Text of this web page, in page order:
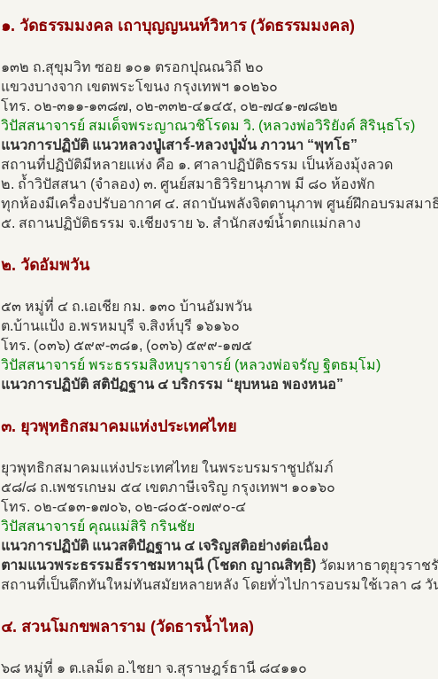
๑. วัดธรรมมงคล เถาบุญญนนท์วิหาร (วัดธรรมมงคล)
๑๓๒ ถ.สุขุมวิท ซอย ๑๐๑ ตรอกปุณณวิถี ๒๐
แขวงบางจาก เขตพระโขนง กรุงเทพฯ ๑๐๒๖๐
โทร. ๐๒-๓๑๑-๑๓๘๗, ๐๒-๓๓๒-๔๑๔๕, ๐๒-๗๔๑-๗๘๒๒
วิปัสสนาจารย์ สมเด็จพระญาณวชิโรดม วิ. (หลวงพ่อวิริยังค์ สิรินฺธโร)
แนวการปฏิบัติ แนวหลวงปู่เสาร์-หลวงปู่มั่น ภาวนา “พุทโธ”
สถานที่ปฏิบัติมีหลายแห่ง คือ ๑. ศาลาปฏิบัติธรรม เป็นห้องมุ้งลวด
๒. ถ้ำวิปัสสนา (จำลอง) ๓. ศูนย์สมาธิวิริยานุภาพ มี ๘๐ ห้องพัก
ทุกห้องมีเครื่องปรับอากาศ ๔. สถาบันพลังจิตตานุภาพ ศูนย์ฝึกอบรมสมา
๕. สถานปฏิบัติธรรม จ.เชียงราย ๖. สำนักสงฆ์น้ำตกแม่กลาง
๒. วัดอัมพวัน
๕๓ หมู่ที่ ๔ ถ.เอเชีย กม. ๑๓๐ บ้านอัมพวัน
ต.บ้านแป้ง อ.พรหมบุรี จ.สิงห์บุรี ๑๖๑๖๐
โทร. (๐๓๖) ๕๙๙-๓๘๑, (๐๓๖) ๕๙๙-๑๗๕
วิปัสสนาจารย์ พระธรรมสิงหบุราจารย์ (หลวงพ่อจรัญ ฐิตธมฺโม)
แนวการปฏิบัติ สติปัฏฐาน ๔ บริกรรม “ยุบหนอ พองหนอ”
๓. ยุวพุทธิกสมาคมแห่งประเทศไทย
ยุวพุทธิกสมาคมแห่งประเทศไทย ในพระบรมราชูปถัมภ์
๕๘/๘ ถ.เพชรเกษม ๕๔ เขตภาษีเจริญ กรุงเทพฯ ๑๐๑๖๐
โทร. ๐๒-๔๑๓-๑๗๐๖, ๐๒-๘๐๕-๐๗๙๐-๔
วิปัสสนาจารย์ คุณแม่สิริ กรินชัย
แนวการปฏิบัติ แนวสติปัฏฐาน ๔ เจริญสติอย่างต่อเนื่อง
ตามแนวพระธรรมธีรราชมหามุนี (โชดก ญาณสิทฺธิ) วัดมหาธาตุยุวราช
สถานที่เป็นตึกทันใหม่ทันสมัยหลายหลัง โดยทั่วไปการอบรมใช้เวลา ๘
๔. สวนโมกขพลาราม (วัดธารน้ำไหล)
๖๘ หมู่ที่ ๑ ต.เลม็ด อ.ไชยา จ.สุราษฎร์ธานี ๘๔๑๑๐